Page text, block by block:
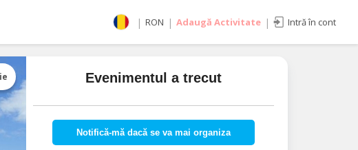
| RON | Adaugă Activitate | Intră în cont
de bilete
de evenimente
EUR
Evenimentul a trecut
Notifică-mă dacă se va mai organiza